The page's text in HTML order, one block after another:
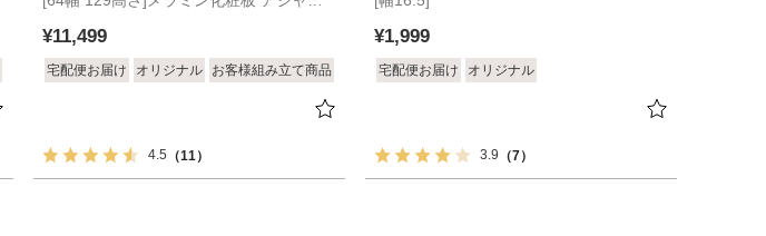
¥11,499
宅配便お届け オリジナル お客様組み立て商品
4.5 （11）
¥1,999
宅配便お届け オリジナル
3.9 （7）